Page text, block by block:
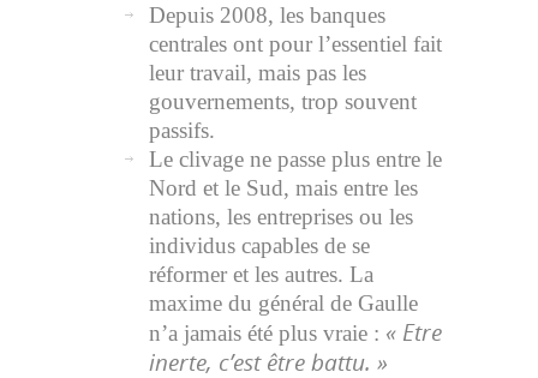
Depuis 2008, les banques
centrales ont pour l’essentiel fait
leur travail, mais pas les
gouvernements, trop souvent
passifs.
Le clivage ne passe plus entre le
Nord et le Sud, mais entre les
nations, les entreprises ou les
individus capables de se
réformer et les autres. La
maxime du général de Gaulle
n’a jamais été plus vraie : « Etre
inerte, c’est être battu. »